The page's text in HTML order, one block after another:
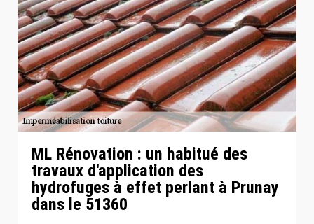
ML Rénovation : un habitué des
travaux d'application des
hydrofuges à effet perlant à Prunay
dans le 51360